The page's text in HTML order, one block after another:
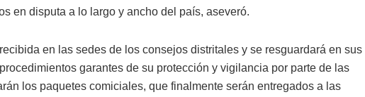
en disputa a lo largo y ancho del país, aseveró.
en las sedes de los consejos distritales y se resguardará en sus
garantes de su protección y vigilancia por parte de las
los paquetes comiciales, que finalmente serán entregados a las